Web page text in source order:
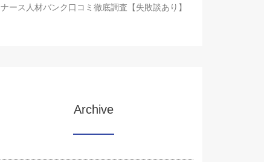
ナース人材バンク口コミ徹底調査【失敗談あり】
Archive